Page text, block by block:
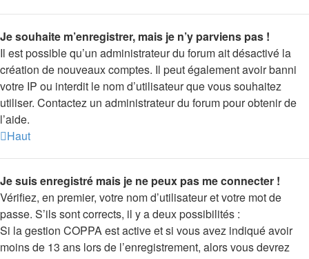
Je souhaite m’enregistrer, mais je n’y parviens pas !
Il est possible qu’un administrateur du forum ait désactivé la
création de nouveaux comptes. Il peut également avoir banni
votre IP ou interdit le nom d’utilisateur que vous souhaitez
utiliser. Contactez un administrateur du forum pour obtenir de
l’aide.
Haut
Je suis enregistré mais je ne peux pas me connecter !
Vérifiez, en premier, votre nom d’utilisateur et votre mot de
passe. S’ils sont corrects, il y a deux possibilités :
Si la gestion COPPA est active et si vous avez indiqué avoir
moins de 13 ans lors de l’enregistrement, alors vous devrez